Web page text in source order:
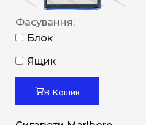
Фасування:
Блок
Ящик
В Кошик